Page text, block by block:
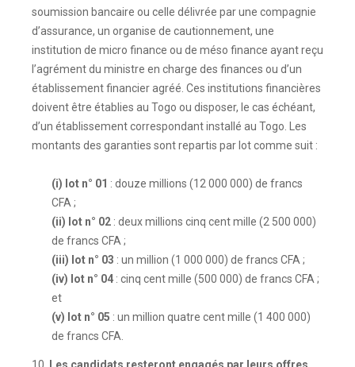
soumission bancaire ou celle délivrée par une compagnie
d’assurance, un organise de cautionnement, une
institution de micro finance ou de méso finance ayant reçu
l’agrément du ministre en charge des finances ou d’un
établissement financier agréé. Ces institutions financières
doivent être établies au Togo ou disposer, le cas échéant,
d’un établissement correspondant installé au Togo. Les
montants des garanties sont repartis par lot comme suit :
(i) lot n° 01 : douze millions (12 000 000) de francs
CFA ;
(ii) lot n° 02 : deux millions cinq cent mille (2 500 000)
de francs CFA ;
(iii) lot n° 03 : un million (1 000 000) de francs CFA ;
(iv) lot n° 04 : cinq cent mille (500 000) de francs CFA ;
et
(v) lot n° 05 : un million quatre cent mille (1 400 000)
de francs CFA.